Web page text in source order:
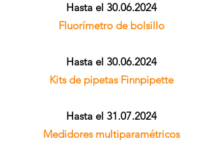
Hasta el 30.06.2024
Fluorímetro de bolsillo
Hasta el 30.06.2024
Kits de pipetas Finnpipette
Hasta el 31.07.2024
Medidores multiparamétricos